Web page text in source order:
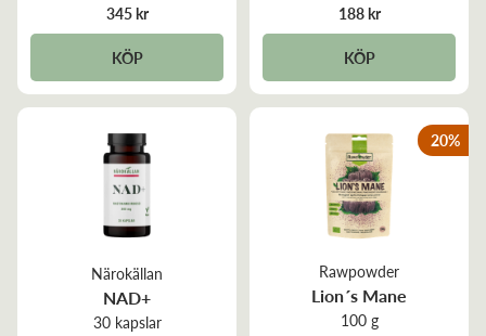
345 kr
KÖP
188 kr
KÖP
Närokällan
NAD+
30 kapslar
Rawpowder
Lion´s Mane
100 g
20%